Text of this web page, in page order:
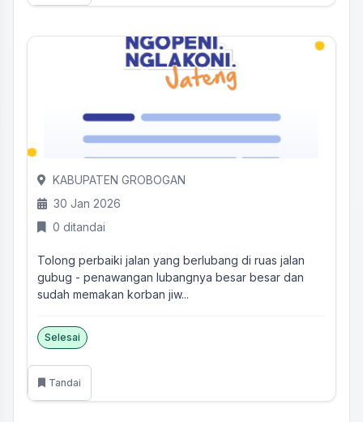
KABUPATEN GROBOGAN
30 Jan 2026
0 ditandai
Tolong perbaiki jalan yang berlubang di ruas jalan
gubug - penawangan lubangnya besar besar dan
sudah memakan korban jiw...
Selesai
Tandai